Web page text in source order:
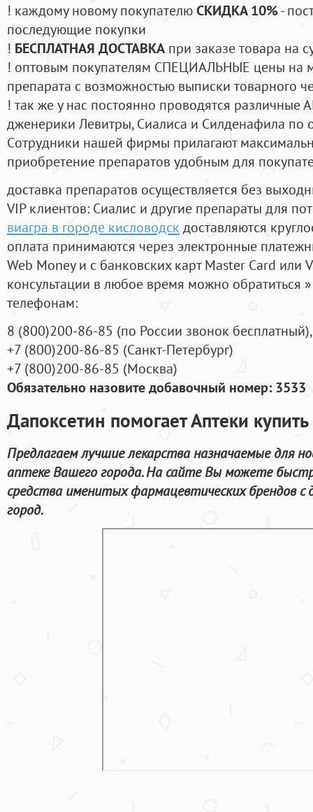
! каждому новому покупателюСКИДКА 10%-
последующие покупки
! БЕСПЛАТНАЯ ДОСТАВКА при заказе товара на
! оптовым покупателям СПЕЦИАЛЬНЫЕ цены на
препарата с возможностью выписки товарного
! так же у нас постоянно проводятся
дженерики Левитры, Сиалиса и Силденафила по
Cотрудники нашей фирмы прилагают
приобретение препаратов удобным для
доставка препаратов осуществляется без
VIP клиентов: Сиалис и другие препараты для
виагра в городе кисловодск доставляются
оплата принимаются через электронные
Web Money и с банковских карт Master Card или
консультации в любое время можно обратиться
телефонам:
8 (800)200-86-85 (по России звонок бесплатный),
+7 (800)200-86-85 (Санкт-Петербург)
+7 (800)200-86-85 (Москва)
Обязательно назовите добавочный номер: 3533
Дапоксетин помогает Аптеки
Предлагаем лучшие лекарства назначаемые для
аптеке Вашего города. На сайте Вы можете
средства именитых фармацевтических брендов
город.